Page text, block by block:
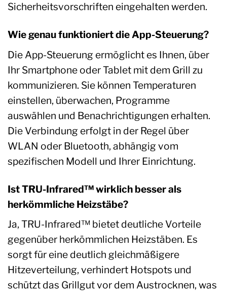
Sicherheitsvorschriften eingehalten werden.
Wie genau funktioniert die App-Steuerung?
Die App-Steuerung ermöglicht es Ihnen, über
Ihr Smartphone oder Tablet mit dem Grill zu
kommunizieren. Sie können Temperaturen
einstellen, überwachen, Programme
auswählen und Benachrichtigungen erhalten.
Die Verbindung erfolgt in der Regel über
WLAN oder Bluetooth, abhängig vom
spezifischen Modell und Ihrer Einrichtung.
Ist TRU-Infrared™ wirklich besser als
herkömmliche Heizstäbe?
Ja, TRU-Infrared™ bietet deutliche Vorteile
gegenüber herkömmlichen Heizstäben. Es
sorgt für eine deutlich gleichmäßigere
Hitzeverteilung, verhindert Hotspots und
schützt das Grillgut vor dem Austrocknen, was